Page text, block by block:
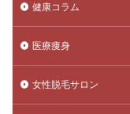
健康コラム
医療痩身
女性脱毛サロン